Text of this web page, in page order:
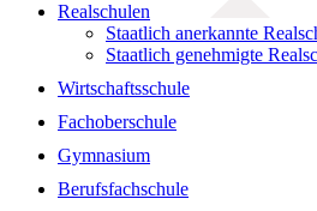
Realschulen
Staatlich anerkannte
Staatlich genehmigte
Wirtschaftsschule
Fachoberschule
Gymnasium
Berufsfachschule